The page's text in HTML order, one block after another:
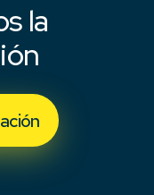
la